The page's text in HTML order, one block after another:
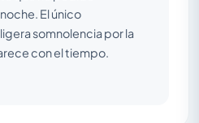
El único
somnolencia por la
con el tiempo.